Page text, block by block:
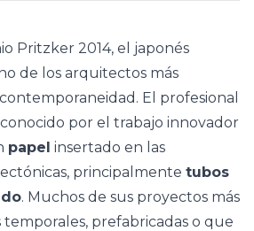
Pritzker 2014, el japonés
de los arquitectos más
El profesional
por el trabajo innovador
papel insertado en las
principalmente tubos
. Muchos de sus proyectos más
temporales, prefabricadas o que